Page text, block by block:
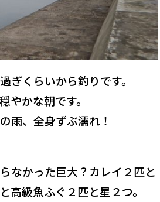
ぎくらいから釣りです。
やかな朝です。
雨、全身ずぶ濡れ！
なかった巨大？カレイ２匹と
高級魚ふぐ２匹と星２つ。